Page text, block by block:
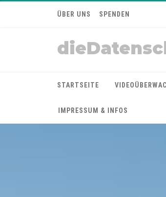
ÜBER UNS SPENDEN
STARTSEITE
IMPRESSUM & INFOS